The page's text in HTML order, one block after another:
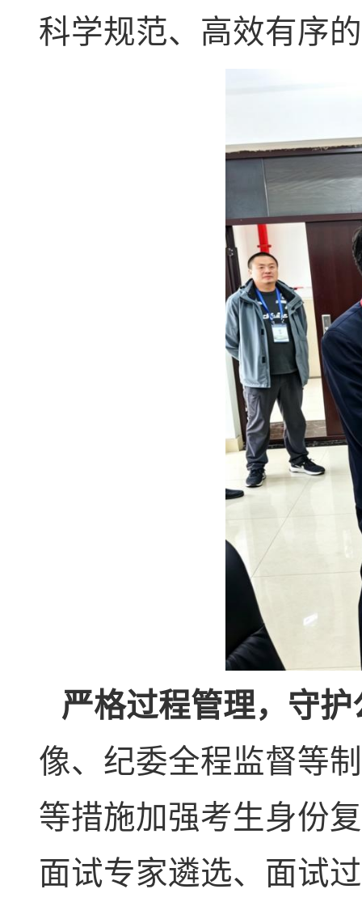
科学规范、高效有序
严格过程管理，守
像、纪委全程监督等
等措施加强考生身份
面试专家遴选、面试